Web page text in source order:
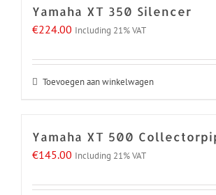
Yamaha XT 350 Silencer
€224.00 Including 21% VAT
Toevoegen aan winkelwagen
Yamaha XT 500
€145.00 Including 21% VAT